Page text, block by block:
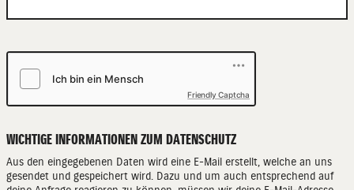
Friendly Captcha
WICHTIGE INFORMATIONEN ZUM DATENSCHUTZ
Aus den eingegebenen Daten wird eine E-Mail erstellt, welche an uns
gesendet und gespeichert wird. Dazu und um auch entsprechend auf